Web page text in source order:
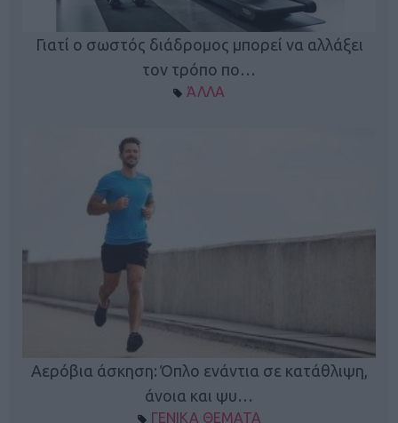
Γιατί ο σωστός διάδρομος μπορεί να αλλάξει
τον τρόπο πο…
ΆΛΛΑ
Αερόβια άσκηση: Όπλο ενάντια σε κατάθλιψη,
άνοια και ψυ…
ΓΕΝΙΚΑ ΘΕΜΑΤΑ